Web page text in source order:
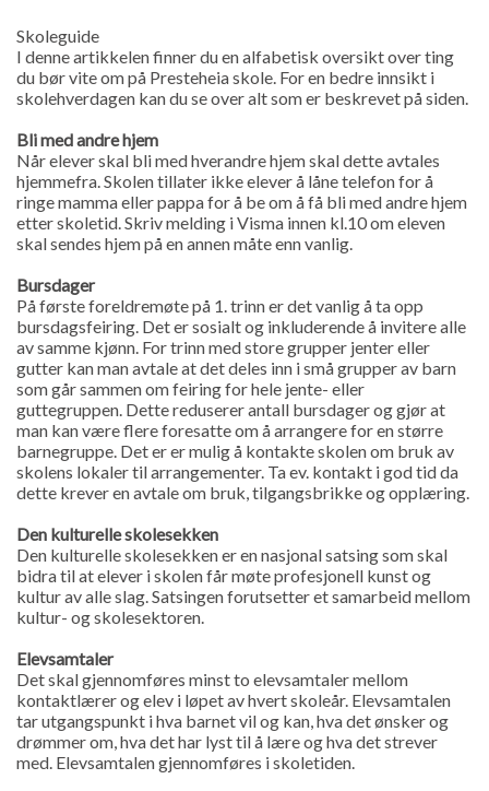
Skoleguide
I denne artikkelen finner du en alfabetisk oversikt over ting
du bør vite om på Presteheia skole. For en bedre innsikt i
skolehverdagen kan du se over alt som er beskrevet på siden.
Bli med andre hjem
Når elever skal bli med hverandre hjem skal dette avtales
hjemmefra. Skolen tillater ikke elever å låne telefon for å
ringe mamma eller pappa for å be om å få bli med andre hjem
etter skoletid. Skriv melding i Visma innen kl.10 om eleven
skal sendes hjem på en annen måte enn vanlig.
Bursdager
På første foreldremøte på 1. trinn er det vanlig å ta opp
bursdagsfeiring. Det er sosialt og inkluderende å invitere alle
av samme kjønn. For trinn med store grupper jenter eller
gutter kan man avtale at det deles inn i små grupper av barn
som går sammen om feiring for hele jente- eller
guttegruppen. Dette reduserer antall bursdager og gjør at
man kan være flere foresatte om å arrangere for en større
barnegruppe. Det er er mulig å kontakte skolen om bruk av
skolens lokaler til arrangementer. Ta ev. kontakt i god tid da
dette krever en avtale om bruk, tilgangsbrikke og opplæring.
Den kulturelle skolesekken
Den kulturelle skolesekken er en nasjonal satsing som skal
bidra til at elever i skolen får møte profesjonell kunst og
kultur av alle slag. Satsingen forutsetter et samarbeid mellom
kultur- og skolesektoren.
Elevsamtaler
Det skal gjennomføres minst to elevsamtaler mellom
kontaktlærer og elev i løpet av hvert skoleår. Elevsamtalen
tar utgangspunkt i hva barnet vil og kan, hva det ønsker og
drømmer om, hva det har lyst til å lære og hva det strever
med. Elevsamtalen gjennomføres i skoletiden.